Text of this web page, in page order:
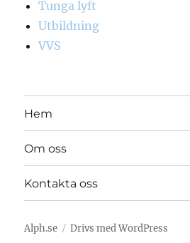
Tunga lyft
Utbildning
VVS
Hem
Om oss
Kontakta oss
Alph.se Drivs med WordPress